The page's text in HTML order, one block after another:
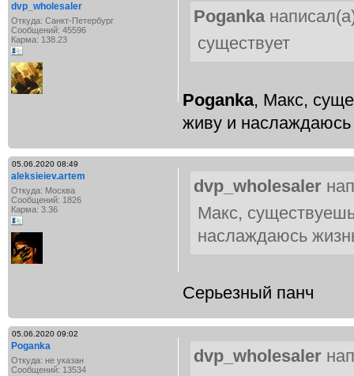
dvp_wholesaler
Откуда: Санкт-Петербург
Сообщений: 45596
Карма: 138.23
Poganka
существует
Poganka, Макс,
живу и
05.06.2020 08:49
aleksieiev.artem
Откуда: Москва
Сообщений: 1826
Карма: 3.36
dvp_wholesaler
Макс,
наслаждаюсь
Серьезный панч
05.06.2020 09:02
Poganka
Откуда: не указан
Сообщений: 13534
dvp_wholesaler